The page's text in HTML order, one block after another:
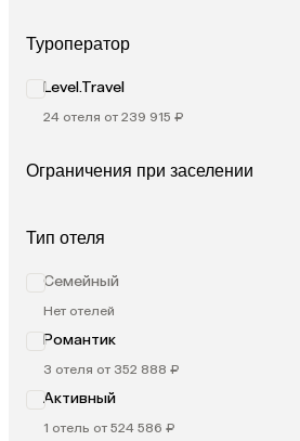
Туроператор
Level.Travel
24 отеля от 239 915 ₽
Ограничения при заселении
Тип отеля
Семейный
Нет отелей
Романтик
3 отеля от 352 888 ₽
Активный
1 отель от 524 586 ₽